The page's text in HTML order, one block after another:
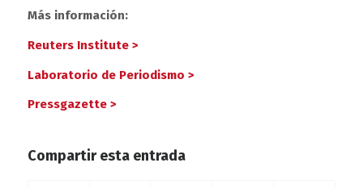
Más información:
Reuters Institute >
Laboratorio de Periodismo >
Pressgazette >
Compartir esta entrada